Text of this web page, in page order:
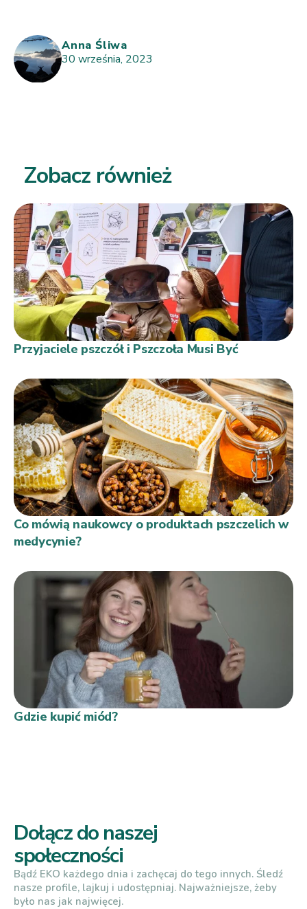
Anna Śliwa
30 września, 2023
Zobacz również
Przyjaciele pszczół i Pszczoła Musi Być
Co mówią naukowcy o produktach pszczelich w
medycynie?
Gdzie kupić miód?
Dołącz do naszej
społeczności
Bądź EKO każdego dnia i zachęcaj do tego innych. Śledź
nasze profile, lajkuj i udostępniaj. Najważniejsze, żeby
było nas jak najwięcej.